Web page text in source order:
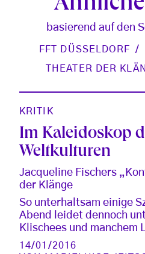
basierend auf den
FFT DÜSSELDORF
THEATER DER
KRITIK
Im Kaleidoskop
Weltkulturen
Jacqueline Fischers
der Klänge
So unterhaltsam einige
Abend leidet dennoch
Klischees und manchem
14/01/2016